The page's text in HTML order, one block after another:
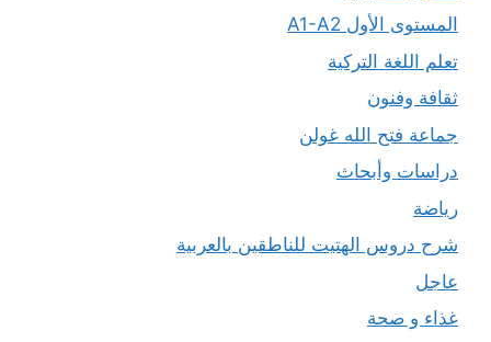
المستوى الأول A1-A2
تعلم اللغة التركية
ثقافة وفنون
جماعة فتح الله غولن
دراسات وأبحاث
رياضة
شرح دروس الهتيت للناطقين بالعربية
عاجل
غذاء و صحة